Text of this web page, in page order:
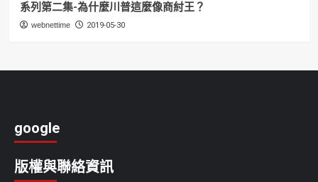
系列第二集-為什麼川普這麼像商紂王？
webnettime 2019-05-30
google
版權與聯絡資訊